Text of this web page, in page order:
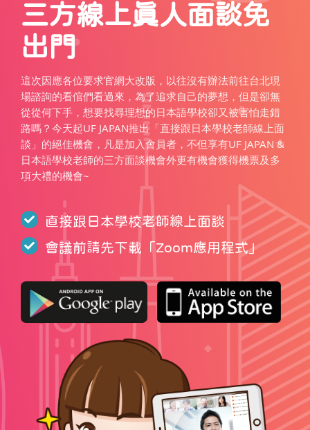
三方線上真人面談免
出門
這次因應各位要求官網大改版，以往沒有辦法前往台北現
場諮詢的看倌們看過來，為了追求自己的夢想，但是卻無
從從何下手，想要找尋理想的日本語學校卻又被害怕走錯
路嗎？今天起UF JAPAN推出「直接跟日本學校老師線上面
談」的絕佳機會，凡是加入會員者，不但享有UF JAPAN &
日本語學校老師的三方面談機會外更有機會獲得機票及多
項大禮的機會~
直接跟日本學校老師線上面談
會議前請先下載「 Zoom應用程式」